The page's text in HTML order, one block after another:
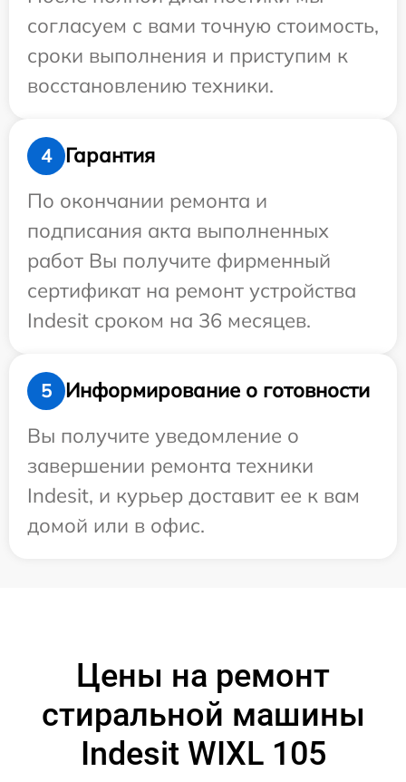
согласуем с вами точную стоимость,
сроки выполнения и приступим к
восстановлению техники.
4
Гарантия
По окончании ремонта и
подписания акта выполненных
работ Вы получите фирменный
сертификат на ремонт устройства
Indesit сроком на 36 месяцев.
5
Информирование о готовности
Вы получите уведомление о
завершении ремонта техники
Indesit, и курьер доставит ее к вам
домой или в офис.
Цены на ремонт
стиральной машины
Indesit WIXL 105